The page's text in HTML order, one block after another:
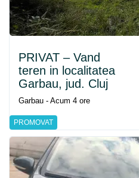
PROMOVAT
PRIVAT – Vand
teren in localitatea
Garbau, jud. Cluj
Garbau - Acum 4 ore